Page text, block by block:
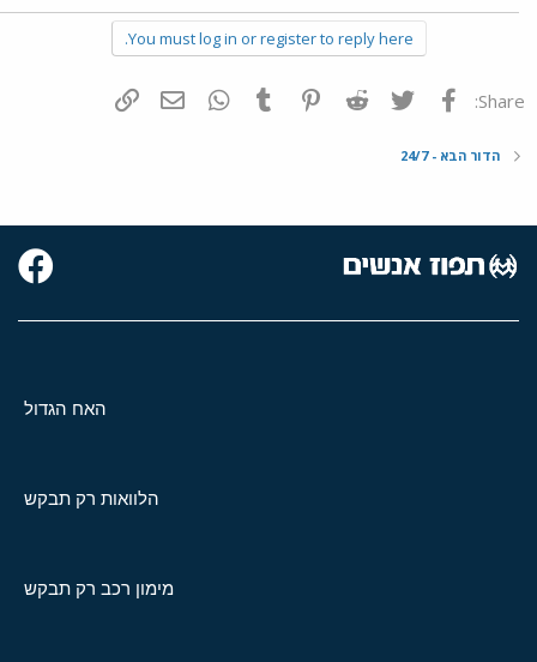
You must log in or register to reply here.
Share: פייסבוק Twitter
Reddit
Pinterest
Tumblr
WhatsAppדואר אלקטרוני
הדור הבא - 24/7
האח הגדול
הלוואות רק תבקש
מימון רכב רק תבקש